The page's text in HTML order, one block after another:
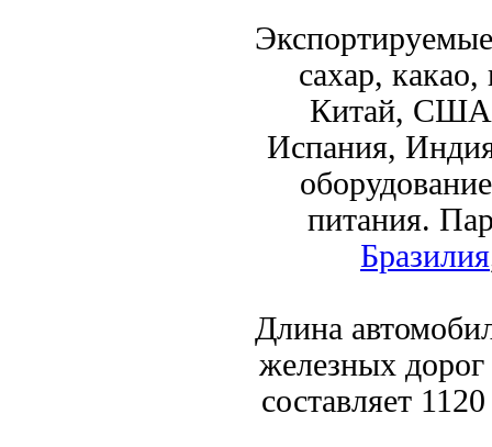
сахар,
Китай,
Испания,
питания.
Бразилия
Длина
железных
составляет